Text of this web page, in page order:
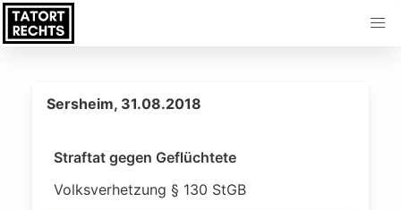
Sersheim, 31.08.2018
Straftat gegen Geflüchtete
Volksverhetzung § 130 StGB